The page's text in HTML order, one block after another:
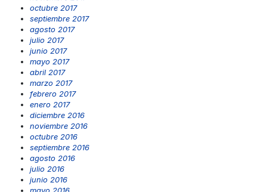
octubre 2017
septiembre 2017
agosto 2017
julio 2017
junio 2017
mayo 2017
abril 2017
marzo 2017
febrero 2017
enero 2017
diciembre 2016
noviembre 2016
octubre 2016
septiembre 2016
agosto 2016
julio 2016
junio 2016